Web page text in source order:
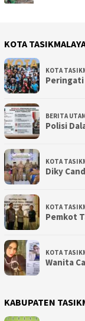
KOTA
KOTA
Peringati
BERITA
Polisi
KOTA
Diky
KOTA
Pemkot
KOTA
Wanita
KABUPATEN